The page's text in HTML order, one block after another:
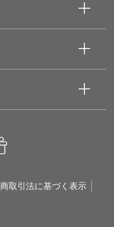
取引法に基づく表示